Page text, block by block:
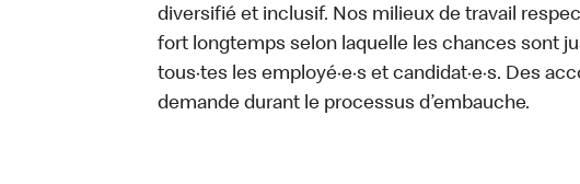
diversifié et inclusif. Nos milieux de travail
fort longtemps selon laquelle les chances sont
tous·tes les employé·e·s et candidat·e·s. Des
demande durant le processus d’embauche.